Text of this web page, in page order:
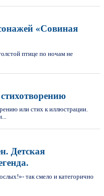
«Совиная
птице по ночам не
или стих к иллюстрации.
Детская
так смело и категорично